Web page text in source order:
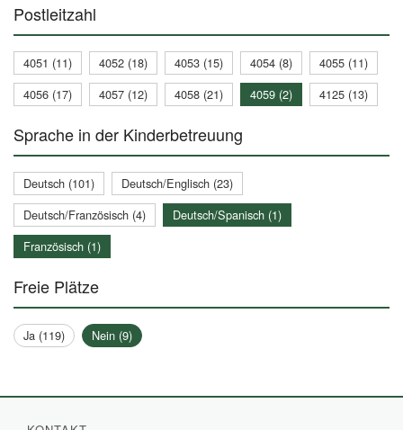
Postleitzahl
4051 (11) 4052 (18) 4053 (15) 4054 (8)
4055 (11)
4056 (17)
4057 (12) 4058 (21) 4059 (2) 4125 (13)
Sprache in der Kinderbetreuung
Deutsch (101)
Deutsch/Englisch (23)
Deutsch/Französisch (4)
Deutsch/Spanisch (1)
Französisch (1)
Freie Plätze
Ja (119) Nein (9)